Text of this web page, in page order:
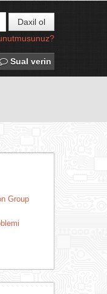
Daxil ol
Sual verin
Group